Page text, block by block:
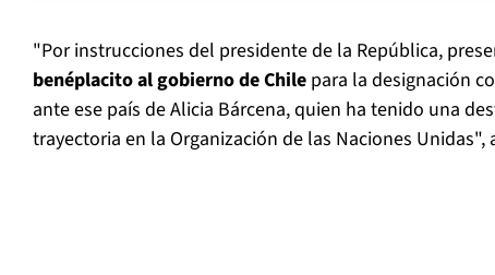
"Por instrucciones del presidente de la República,
benéplacito al gobierno de Chile para la designación
ante ese país de Alicia Bárcena, quien ha tenido una
trayectoria en la Organización de las Naciones Unidas",